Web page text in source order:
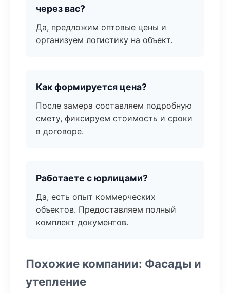
через вас?
Да, предложим оптовые цены и
организуем логистику на объект.
Как формируется цена?
После замера составляем подробную
смету, фиксируем стоимость и сроки
в договоре.
Работаете с юрлицами?
Да, есть опыт коммерческих
объектов. Предоставляем полный
комплект документов.
Похожие компании: Фасады и
утепление